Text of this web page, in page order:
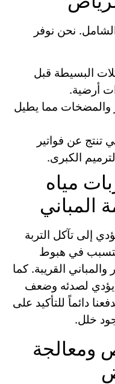
نحن نوفر
البسيطة قبل
أرضية.
والمضخات مما يطيل
تنتج عن فواتير
الكبرى.
مياه
المباني
إلى تآكل التربة
يتسبب في هبوط
القريبة. كما
يؤدي لصدئه وضعف
دائماً للتأكيد على
خلل.
ومعالجة